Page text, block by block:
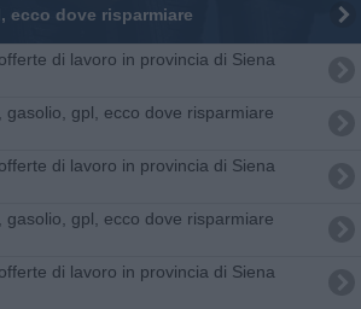
ecco dove risparmiare
di lavoro in provincia di Siena
gasolio, gpl, ecco dove risparmiare
di lavoro in provincia di Siena
gasolio, gpl, ecco dove risparmiare
di lavoro in provincia di Siena